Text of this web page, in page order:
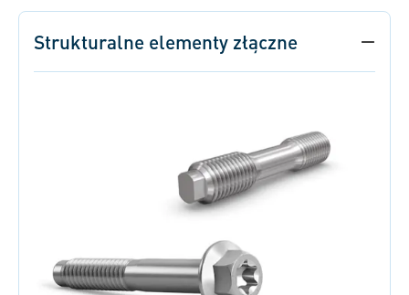
Strukturalne elementy złączne